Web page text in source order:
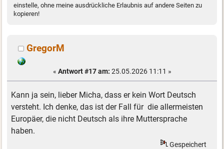
einstelle, ohne meine ausdrückliche Erlaubnis auf andere Seiten zu
kopieren!
GregorM
« Antwort #17 am: 25.05.2026 11:11 »
Kann ja sein, lieber Micha, dass er kein Wort Deutsch
versteht. Ich denke, das ist der Fall für die allermeisten
Europäer, die nicht Deutsch als ihre Muttersprache
haben.
Gespeichert